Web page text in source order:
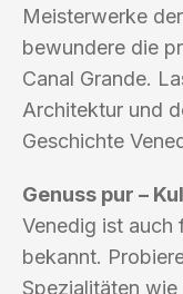
Meisterwerke
bewundere die
Canal Grande.
Architektur und
Geschichte
Genuss pur –
Venedig ist auch
bekannt.
Spezialitäten wie